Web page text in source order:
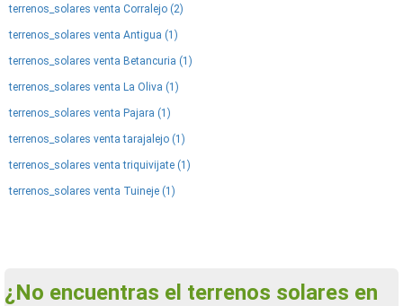
terrenos_solares venta Corralejo (2)
terrenos_solares venta Antigua (1)
terrenos_solares venta Betancuria (1)
terrenos_solares venta La Oliva (1)
terrenos_solares venta Pajara (1)
terrenos_solares venta tarajalejo (1)
terrenos_solares venta triquivijate (1)
terrenos_solares venta Tuineje (1)
¿No encuentras el terrenos solares en